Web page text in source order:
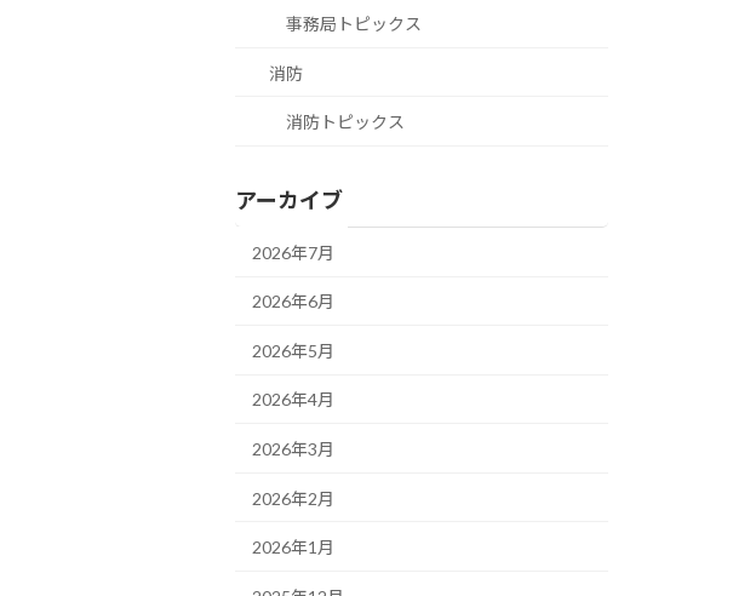
事務局トピックス
消防
消防トピックス
アーカイブ
2026年7月
2026年6月
2026年5月
2026年4月
2026年3月
2026年2月
2026年1月